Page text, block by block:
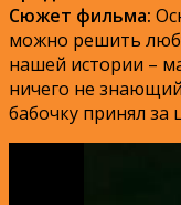
Сюжет фильма:
можно решить
нашей истории –
ничего не
бабочку принял за